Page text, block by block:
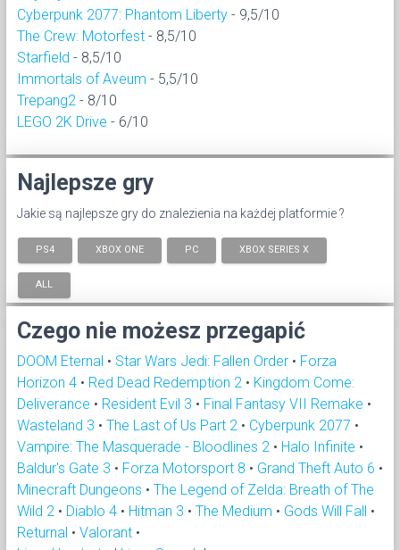
Cyberpunk 2077: Phantom Liberty - 9,5/10
The Crew: Motorfest - 8,5/10
Starfield - 8,5/10
Immortals of Aveum - 5,5/10
Trepang2 - 8/10
LEGO 2K Drive - 6/10
Najlepsze gry
Jakie są najlepsze gry do znalezienia na każdej platformie ?
PS4 XBOX ONE PC XBOX SERIES X
ALL
Czego nie możesz przegapić
DOOM Eternal • Star Wars Jedi: Fallen Order • Forza
Horizon 4 • Red Dead Redemption 2 • Kingdom Come:
Deliverance • Resident Evil 3 • Final Fantasy VII Remake •
Wasteland 3 • The Last of Us Part 2 • Cyberpunk 2077 •
Vampire: The Masquerade - Bloodlines 2 • Halo Infinite •
Baldur's Gate 3 • Forza Motorsport 8 • Grand Theft Auto 6 •
Minecraft Dungeons • The Legend of Zelda: Breath of The
Wild 2 • Diablo 4 • Hitman 3 • The Medium • Gods Will Fall •
Returnal • Valorant •